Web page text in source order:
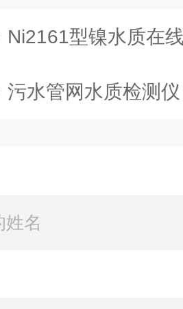
Ni2161型镍水质在
污水管网水质检测仪